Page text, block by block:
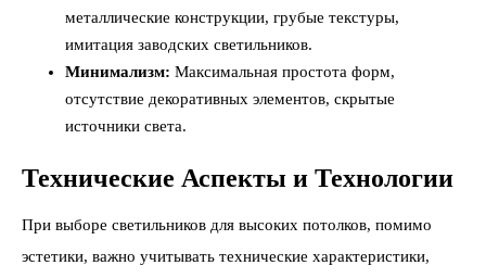
металлические конструкции, грубые текстуры,
имитация заводских светильников.
Минимализм: Максимальная простота форм,
отсутствие декоративных элементов, скрытые
источники света.
Технические Аспекты и Технологии
При выборе светильников для высоких потолков, помимо
эстетики, важно учитывать технические характеристики,